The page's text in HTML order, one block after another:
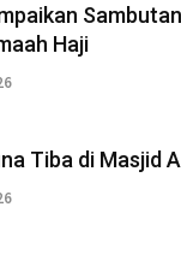
Haji
Tiba di Masjid